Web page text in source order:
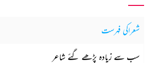
شعراکی فہرست
سب سے زیادہ پڑھے گئے شاعر